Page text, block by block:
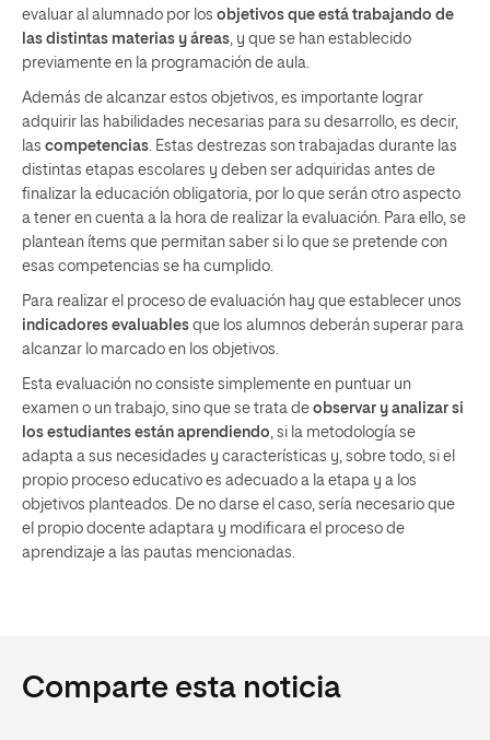
evaluar al alumnado por los objetivos que está trabajando de
las distintas materias y áreas, y que se han establecido
previamente en la programación de aula.
Además de alcanzar estos objetivos, es importante lograr
adquirir las habilidades necesarias para su desarrollo, es decir,
las competencias. Estas destrezas son trabajadas durante las
distintas etapas escolares y deben ser adquiridas antes de
finalizar la educación obligatoria, por lo que serán otro aspecto
a tener en cuenta a la hora de realizar la evaluación. Para ello, se
plantean ítems que permitan saber si lo que se pretende con
esas competencias se ha cumplido.
Para realizar el proceso de evaluación hay que establecer unos
indicadores evaluables que los alumnos deberán superar para
alcanzar lo marcado en los objetivos.
Esta evaluación no consiste simplemente en puntuar un
examen o un trabajo, sino que se trata de observar y analizar si
los estudiantes están aprendiendo, si la metodología se
adapta a sus necesidades y características y, sobre todo, si el
propio proceso educativo es adecuado a la etapa y a los
objetivos planteados. De no darse el caso, sería necesario que
el propio docente adaptara y modificara el proceso de
aprendizaje a las pautas mencionadas.
Comparte esta noticia